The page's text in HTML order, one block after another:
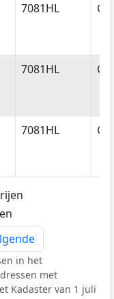
7081HL
7081HL
7081HL
in het
met
Kadaster van 1 juli